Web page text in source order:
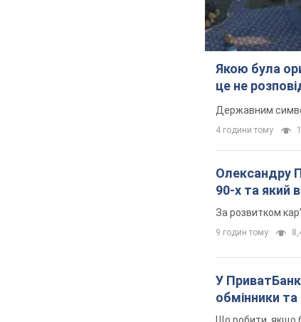
Якою була
це не
Державним
4 години тому
Олександру
90-х та який
За розвитком
9 годин тому
У
обмінники та